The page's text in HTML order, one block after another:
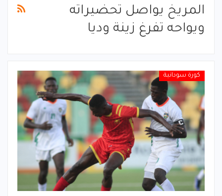
المريخ يواصل تحضيراته
ويواحه تفرغ زينة وديا
كورة سودانية